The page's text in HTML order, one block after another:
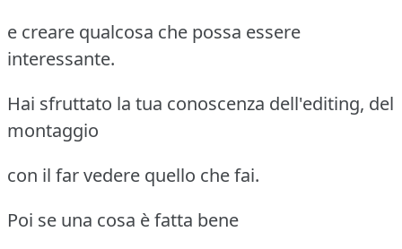
e creare qualcosa che possa essere
interessante.
Hai sfruttato la tua conoscenza dell'editing, del
montaggio
con il far vedere quello che fai.
Poi se una cosa è fatta bene